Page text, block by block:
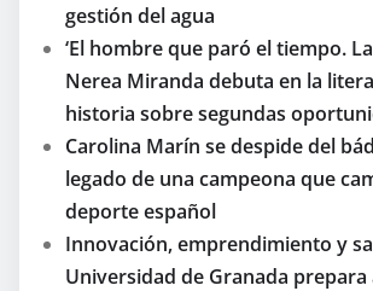
gestión del agua
‘El hombre que paró el tiempo.
Nerea Miranda debuta en la
historia sobre segundas
Carolina Marín se despide del
legado de una campeona que
deporte español
Innovación, emprendimiento y
Universidad de Granada